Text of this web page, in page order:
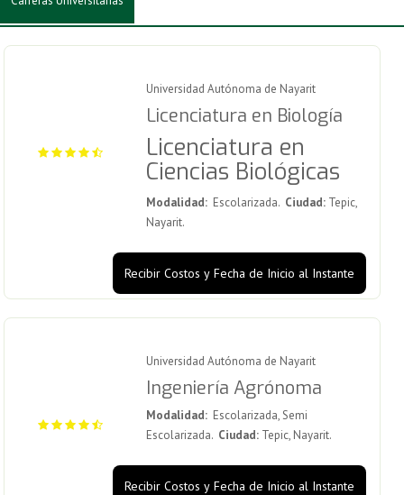
Universidad Autónoma de Nayarit
Licenciatura en Biología
Licenciatura en
Ciencias Biológicas
Modalidad:Escolarizada. Ciudad:Tepic,
Nayarit.
Recibir Costos y Fecha de Inicio al Instante
Universidad Autónoma de Nayarit
Ingeniería Agrónoma
Modalidad:Escolarizada, Semi
Escolarizada. Ciudad:Tepic, Nayarit.
Recibir Costos y Fecha de Inicio al Instante